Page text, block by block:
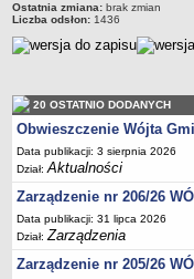
Rejestr zbiorów danych
Rejestr instytucji
AKTUALNOŚCI I OGŁOSZENIA
URZĄD GMINY
Dane teleadresowe
Tabela informacyjna
Czas pracy urzędu
Nr konta bankowego,
Pracownicy urzędu -
Ostatnia zmiana: brak zmian
Liczba odsłon: 1436
20 OSTATNIO DODANYCH
Obwieszczenie Wójta
Data publikacji: 3 sierpnia 2026
Dział:Aktualności
Zarządzenie nr 206/26
Data publikacji: 31 lipca 2026
Dział:Zarządzenia
Zarządzenie nr 205/26